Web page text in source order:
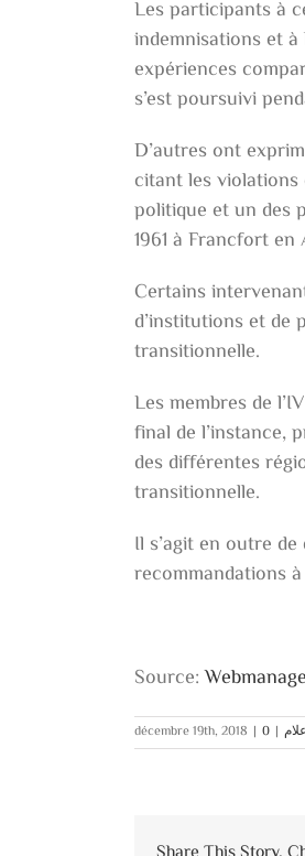
Les participants à
indemnisations et
expériences
s’est poursuivi
D’autres ont
citant les violations
politique et un des
1961 à Francfort en
Certains
d’institutions et de
transitionnelle.
Les membres de
final de l’instance,
des différentes
transitionnelle.
Il s’agit en outre
recommandations
Source:
décembre 19th, 2018 | |